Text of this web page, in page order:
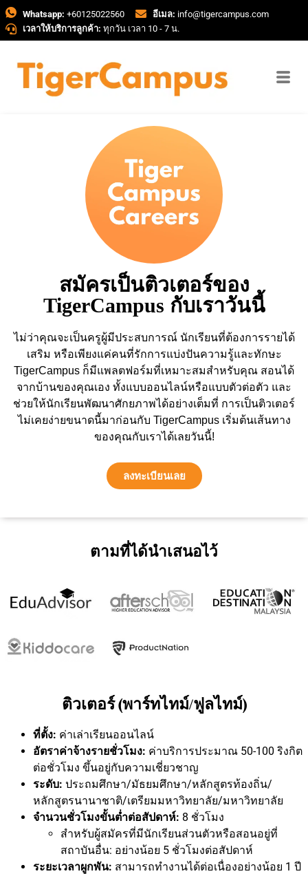
Whatsapp: +60125022560 อีเมล: info@tigercampus.com
เวลาให้บริการลูกค้า: ทุกวัน เวลา 10 - 7 น.
สมัครเป็นติวเตอร์ของ
TigerCampus กับเราวันนี้
ไม่ว่าคุณจะเป็นครูผู้มีประสบการณ์ นักเรียนที่ต้องการรายได้
เสริม หรือเพียงแค่คนที่รักการแบ่งปันความรู้และทักษะ
TigerCampus ก็มีแพลตฟอร์มที่เหมาะสมสำหรับคุณ สอนได้
จากบ้านของคุณเอง ทั้งแบบออนไลน์หรือแบบตัวต่อตัว และ
ช่วยให้นักเรียนพัฒนาศักยภาพได้อย่างเต็มที่ การเป็นติวเตอร์
ไม่เคยง่ายขนาดนี้มาก่อนกับ TigerCampus เริ่มต้นเส้นทาง
ของคุณกับเราได้เลยวันนี้!
ลงทะเบียนเลย
ตามที่ได้นำเสนอไว้
ติวเตอร์ (พาร์ทไทม์/ฟูลไทม์)
ที่ตั้ง: ค่าเล่าเรียนออนไลน์
อัตราค่าจ้างรายชั่วโมง: ค่าบริการประมาณ 50-100 ริงกิต
ต่อชั่วโมง ขึ้นอยู่กับความเชี่ยวชาญ
ระดับ: ประถมศึกษา/มัธยมศึกษา/หลักสูตรท้องถิ่น/
หลักสูตรนานาชาติ/เตรียมมหาวิทยาลัย/มหาวิทยาลัย
จำนวนชั่วโมงขั้นต่ำต่อสัปดาห์: 8 ชั่วโมง
สำหรับผู้สมัครที่มีนักเรียนส่วนตัวหรือสอนอยู่ที่
สถาบันอื่น: อย่างน้อย 5 ชั่วโมงต่อสัปดาห์
ระยะเวลาผูกพัน: สามารถทำงานได้ต่อเนื่องอย่างน้อย 1 ปี